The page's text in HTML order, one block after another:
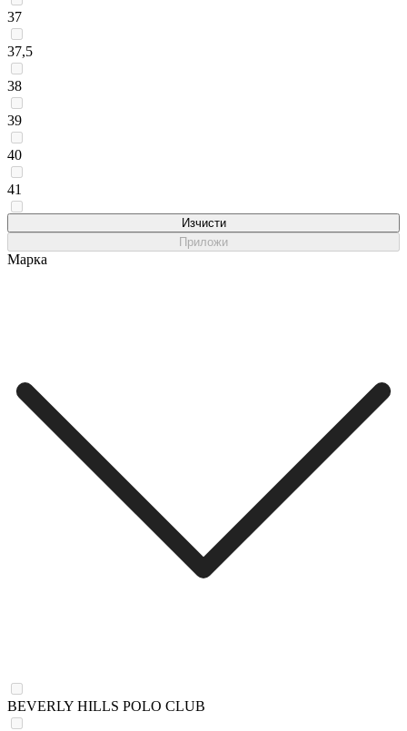
37
37,5
38
39
40
41
Изчисти
Приложи
Марка
BEVERLY HILLS POLO CLUB